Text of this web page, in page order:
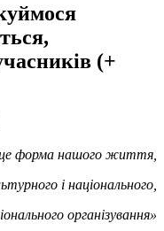
(+
форма нашого життя,
і національного,
організування»